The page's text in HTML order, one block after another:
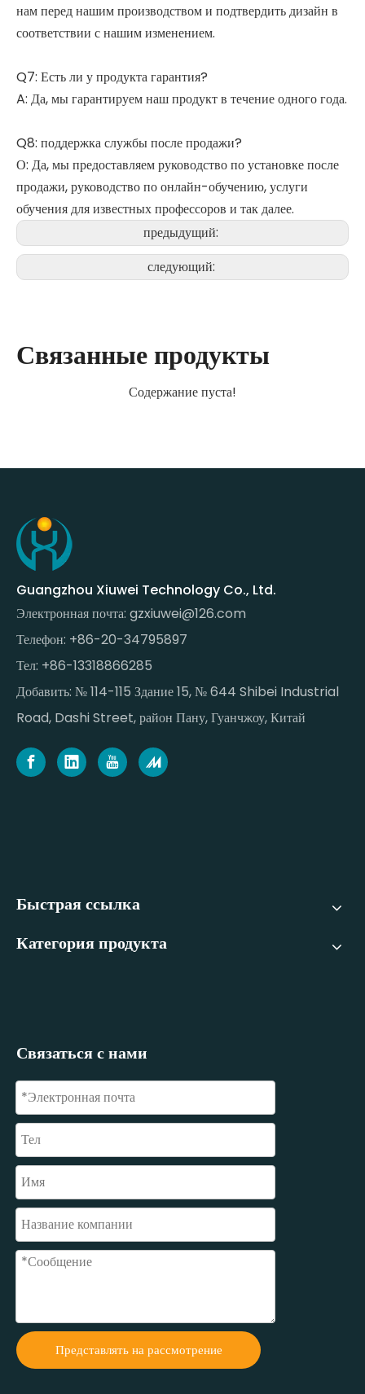
нам перед нашим производством и подтвердить дизайн в
соответствии с нашим изменением.
Q7: Есть ли у продукта гарантия?
A: Да, мы гарантируем наш продукт в течение одного года.
Q8: поддержка службы после продажи?
О: Да, мы предоставляем руководство по установке после
продажи, руководство по онлайн-обучению, услуги
обучения для известных профессоров и так далее.
предыдущий:
следующий:
Связанные продукты
Содержание пуста!
Guangzhou Xiuwei Technology Co., Ltd.
Электронная почта: gzxiuwei@126.com
Телефон: +86-20-34795897
Тел: +86-13318866285
Добавить: № 114-115 Здание 15, № 644 Shibei Industrial
Road, Dashi Street, район Пану, Гуанчжоу, Китай
Быстрая ссылка
Категория продукта
Связаться с нами
Представлять на рассмотрение